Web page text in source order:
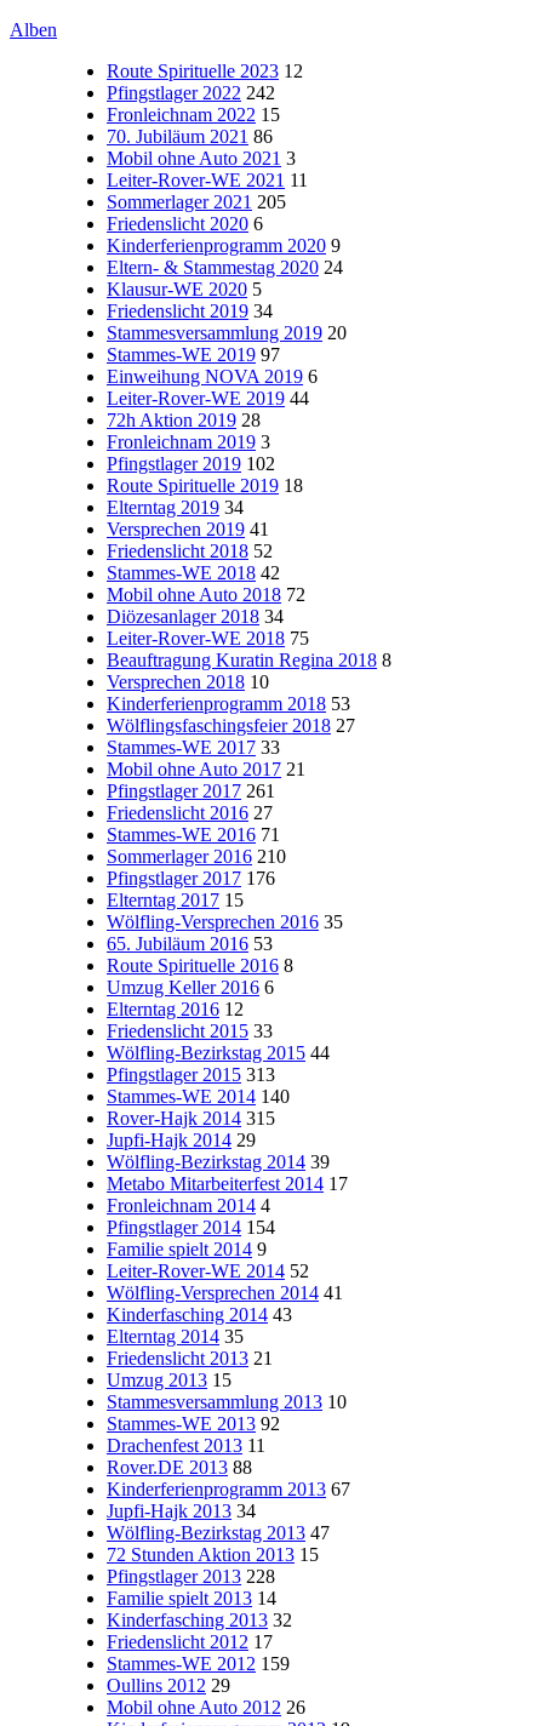
Alben
Route Spirituelle 2023 12
Pfingstlager 2022 242
Fronleichnam 2022 15
70. Jubiläum 2021 86
Mobil ohne Auto 2021 3
Leiter-Rover-WE 2021 11
Sommerlager 2021 205
Friedenslicht 2020 6
Kinderferienprogramm 2020 9
Eltern- & Stammestag 2020 24
Klausur-WE 2020 5
Friedenslicht 2019 34
Stammesversammlung 2019 20
Stammes-WE 2019 97
Einweihung NOVA 2019 6
Leiter-Rover-WE 2019 44
72h Aktion 2019 28
Fronleichnam 2019 3
Pfingstlager 2019 102
Route Spirituelle 2019 18
Elterntag 2019 34
Versprechen 2019 41
Friedenslicht 2018 52
Stammes-WE 2018 42
Mobil ohne Auto 2018 72
Diözesanlager 2018 34
Leiter-Rover-WE 2018 75
Beauftragung Kuratin Regina 2018 8
Versprechen 2018 10
Kinderferienprogramm 2018 53
Wölflingsfaschingsfeier 2018 27
Stammes-WE 2017 33
Mobil ohne Auto 2017 21
Pfingstlager 2017 261
Friedenslicht 2016 27
Stammes-WE 2016 71
Sommerlager 2016 210
Pfingstlager 2017 176
Elterntag 2017 15
Wölfling-Versprechen 2016 35
65. Jubiläum 2016 53
Route Spirituelle 2016 8
Umzug Keller 2016 6
Elterntag 2016 12
Friedenslicht 2015 33
Wölfling-Bezirkstag 2015 44
Pfingstlager 2015 313
Stammes-WE 2014 140
Rover-Hajk 2014 315
Jupfi-Hajk 2014 29
Wölfling-Bezirkstag 2014 39
Metabo Mitarbeiterfest 2014 17
Fronleichnam 2014 4
Pfingstlager 2014 154
Familie spielt 2014 9
Leiter-Rover-WE 2014 52
Wölfling-Versprechen 2014 41
Kinderfasching 2014 43
Elterntag 2014 35
Friedenslicht 2013 21
Umzug 2013 15
Stammesversammlung 2013 10
Stammes-WE 2013 92
Drachenfest 2013 11
Rover.DE 2013 88
Kinderferienprogramm 2013 67
Jupfi-Hajk 2013 34
Wölfling-Bezirkstag 2013 47
72 Stunden Aktion 2013 15
Pfingstlager 2013 228
Familie spielt 2013 14
Kinderfasching 2013 32
Friedenslicht 2012 17
Stammes-WE 2012 159
Oullins 2012 29
Mobil ohne Auto 2012 26